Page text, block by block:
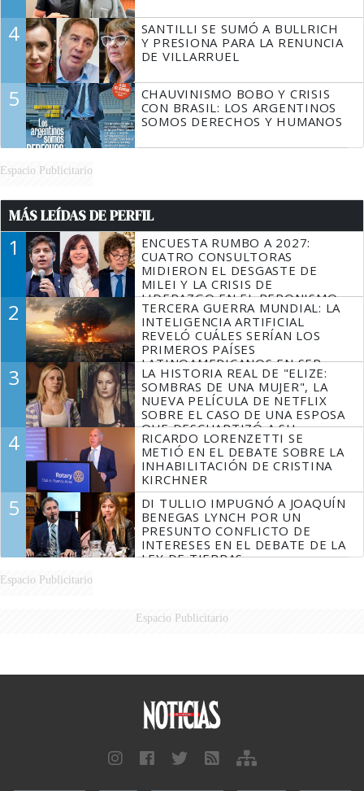
4
SANTILLI SE SUMÓ A BULLRICH
Y PRESIONA PARA LA RENUNCIA
DE VILLARRUEL
5
CHAUVINISMO BOBO Y CRISIS
CON BRASIL: LOS ARGENTINOS
SOMOS DERECHOS Y HUMANOS
Espacio Publicitario
MÁS LEÍDAS DE PERFIL
1
ENCUESTA RUMBO A 2027:
CUATRO CONSULTORAS
MIDIERON EL DESGASTE DE
MILEI Y LA CRISIS DE
LIDERAZGO EN EL PERONISMO
2
TERCERA GUERRA MUNDIAL: LA
INTELIGENCIA ARTIFICIAL
REVELÓ CUÁLES SERÍAN LOS
PRIMEROS PAÍSES
LATINOAMERICANOS EN SER
DERROTADOS
3
LA HISTORIA REAL DE "ELIZE:
SOMBRAS DE UNA MUJER", LA
NUEVA PELÍCULA DE NETFLIX
SOBRE EL CASO DE UNA ESPOSA
QUE DESCUARTIZÓ A SU
MARIDO
4
RICARDO LORENZETTI SE
METIÓ EN EL DEBATE SOBRE LA
INHABILITACIÓN DE CRISTINA
KIRCHNER
5
DI TULLIO IMPUGNÓ A JOAQUÍN
BENEGAS LYNCH POR UN
PRESUNTO CONFLICTO DE
INTERESES EN EL DEBATE DE LA
LEY DE TIERRAS
Espacio Publicitario
Espacio Publicitario